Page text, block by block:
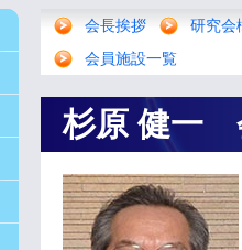
会長挨拶
研究会
会員施設一覧
杉原 健一